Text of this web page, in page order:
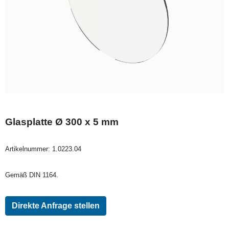
Glasplatte Ø 300 x 5 mm
Artikelnummer: 1.0223.04
Gemäß DIN 1164.
Direkte Anfrage stellen